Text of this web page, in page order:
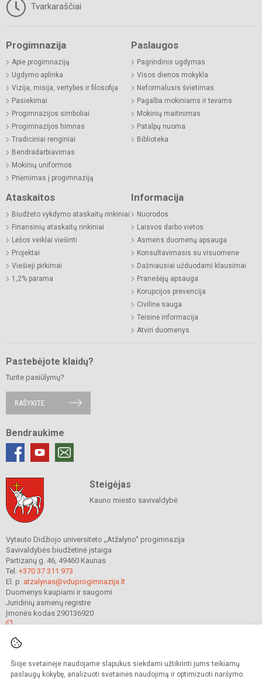
Šioje svetainėje naudojame slapukus siekdami užtikrinti jums teikiamų
paslaugų kokybę, analizuoti svetainės naudojimą ir optimizuoti naršymo
Tvarkaraščiai
Progimnazija
Apie progimnaziją
Ugdymo aplinka
Vizija, misija, vertybės ir filosofija
Pasiekimai
Progimnazijos simboliai
Progimnazijos himnas
Tradiciniai renginiai
Bendradarbiavimas
Mokinių uniformos
Priėmimas į progimnaziją
Paslaugos
Pagrindinis ugdymas
Visos dienos mokykla
Neformalusis švietimas
Pagalba mokiniams ir tėvams
Mokinių maitinimas
Patalpų nuoma
Biblioteka
Ataskaitos
Biudžeto vykdymo ataskaitų rinkiniai
Finansinių ataskaitų rinkiniai
Lėšos veiklai viešinti
Projektai
Viešieji pirkimai
1,2% parama
Informacija
Nuorodos
Laisvos darbo vietos
Asmens duomenų apsauga
Konsultavimasis su visuomene
Dažniausiai užduodami klausimai
Pranešėjų apsauga
Korupcijos prevencija
Civilinė sauga
Teisinė informacija
Atviri duomenys
Pastebėjote klaidų?
Turite pasiūlymų?
RAŠYKITE
Bendraukime
Steigėjas
Kauno miesto savivaldybė
Vytauto Didžiojo universiteto „Atžalyno“ progimnazija
Savivaldybės biudžetinė įstaiga
Partizanų g. 46, 49460 Kaunas
Tel. +370 37 311 973
El. p. atzalynas@vduprogimnazija.lt
Duomenys kaupiami ir saugomi
Juridinių asmenų registre
Įmonės kodas 290136920
saugomos.
Kopijuoti turinį be raštiško gimnazijos sutikimo griežtai draudžiama.